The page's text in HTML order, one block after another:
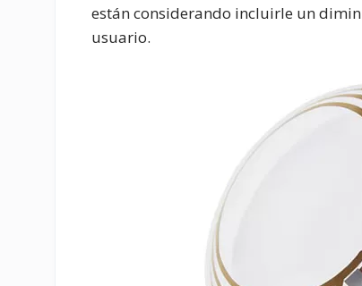
están considerando incluirle un
usuario.